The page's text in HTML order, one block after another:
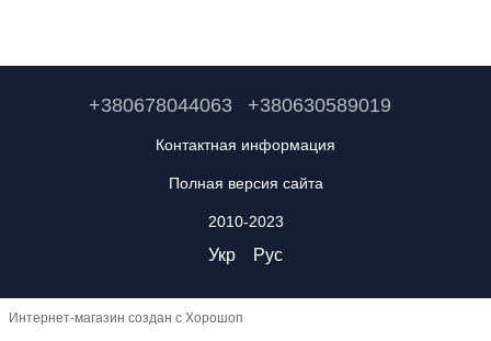
+380678044063 +380630589019
Контактная информация
Полная версия сайта
2010-2023
Укр Рус
Интернет-магазин создан с Хорошоп